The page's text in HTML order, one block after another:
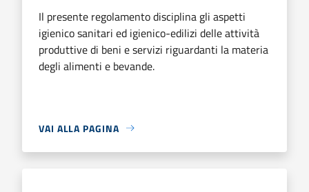
Il presente regolamento disciplina gli aspetti
igienico sanitari ed igienico-edilizi delle attività
produttive di beni e servizi riguardanti la materia
degli alimenti e bevande.
VAI ALLA PAGINA